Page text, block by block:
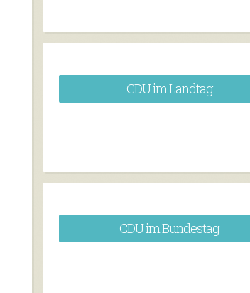
CDU im Landtag
CDU im Bundestag